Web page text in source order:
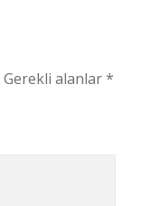
Gerekli alanlar*